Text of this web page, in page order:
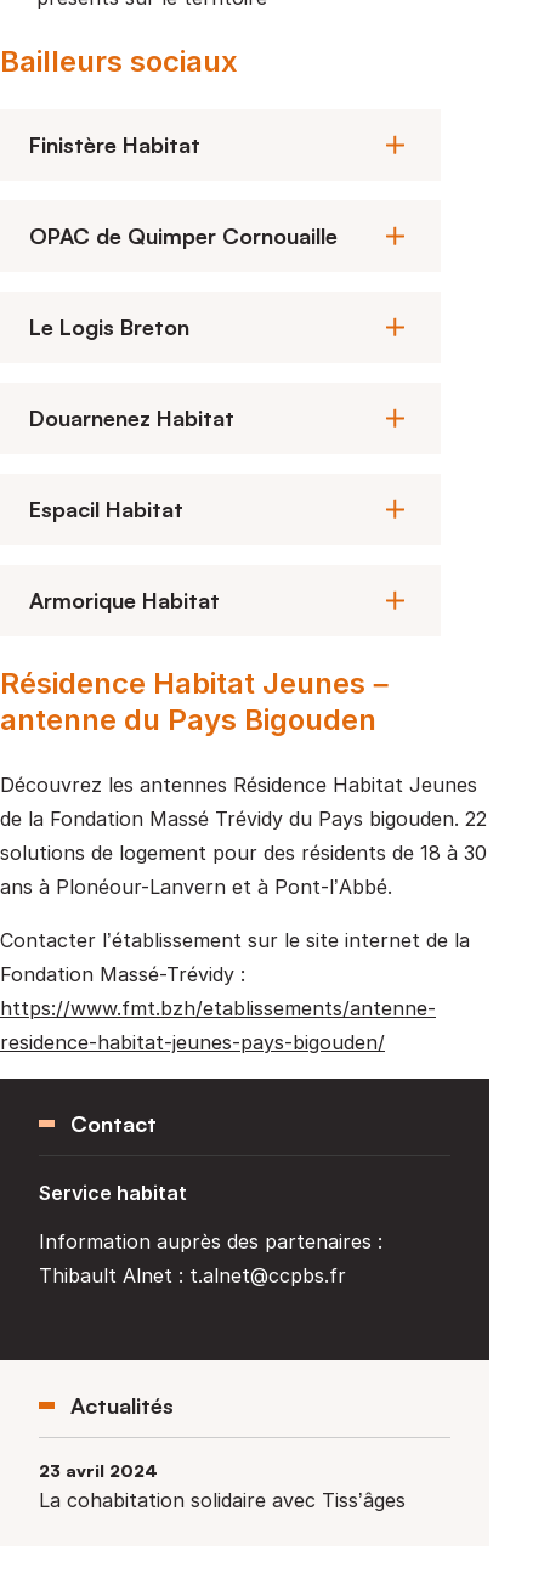
Bailleurs sociaux
Finistère Habitat
OPAC de Quimper Cornouaille
Le Logis Breton
Douarnenez Habitat
Espacil Habitat
Armorique Habitat
Résidence Habitat Jeunes –
antenne du Pays Bigouden
Découvrez les antennes Résidence Habitat Jeunes
de la Fondation Massé Trévidy du Pays bigouden. 22
solutions de logement pour des résidents de 18 à 30
ans à Plonéour-Lanvern et à Pont-l’Abbé.
Contacter l’établissement sur le site internet de la
Fondation Massé-Trévidy :
https://www.fmt.bzh/etablissements/antenne-
residence-habitat-jeunes-pays-bigouden/
Contact
Service habitat
Information auprès des partenaires :
Thibault Alnet : t.alnet@ccpbs.fr
Actualités
23 avril 2024
La cohabitation solidaire avec Tiss’âges